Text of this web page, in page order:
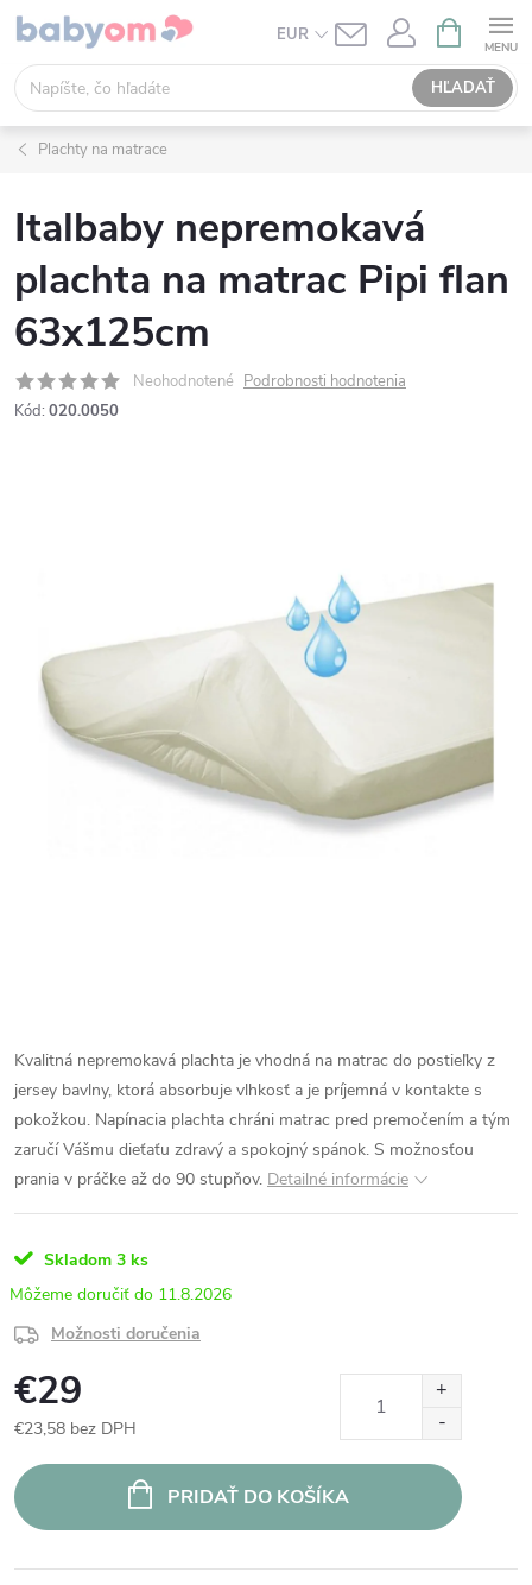
Prejsť
obsah
EUR
HĽADAŤ
KOŠÍK
Plachty na matrace
Italbaby nepremokavá
plachta na matrac Pipi flan
63x125cm
Neohodnotené Podrobnosti hodnotenia
Kód: 020.0050
Kvalitná nepremokavá plachta je vhodná na matrac do postieľky z
jersey bavlny, ktorá absorbuje vlhkosť a je príjemná v kontakte s
pokožkou. Napínacia plachta chráni matrac pred premočením a tým
zaručí Vášmu dieťaťu zdravý a spokojný spánok. S možnosťou
prania v práčke až do 90 stupňov. Detailné informácie
Skladom 3 ks
11.8.2026
Možnosti doručenia
€29
€23,58 bez DPH
cena:
PRIDAŤ DO KOŠÍKA